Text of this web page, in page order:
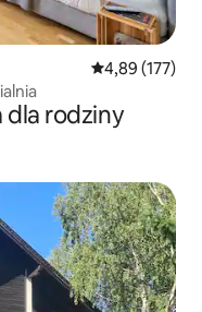
Średnia
4,89 (177)
dla rodziny